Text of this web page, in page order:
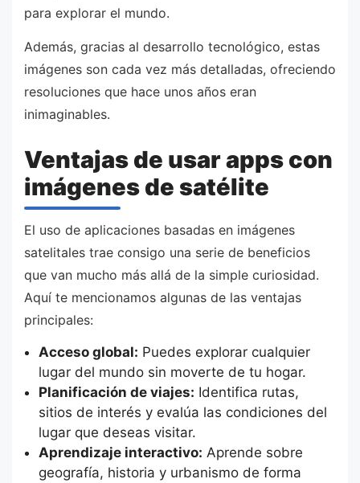
para explorar el mundo.
Además, gracias al desarrollo tecnológico, estas
imágenes son cada vez más detalladas, ofreciendo
resoluciones que hace unos años eran
inimaginables.
Ventajas de usar apps con
imágenes de satélite
El uso de aplicaciones basadas en imágenes
satelitales trae consigo una serie de beneficios
que van mucho más allá de la simple curiosidad.
Aquí te mencionamos algunas de las ventajas
principales:
Acceso global: Puedes explorar cualquier
lugar del mundo sin moverte de tu hogar.
Planificación de viajes: Identifica rutas,
sitios de interés y evalúa las condiciones del
lugar que deseas visitar.
Aprendizaje interactivo: Aprende sobre
geografía, historia y urbanismo de forma